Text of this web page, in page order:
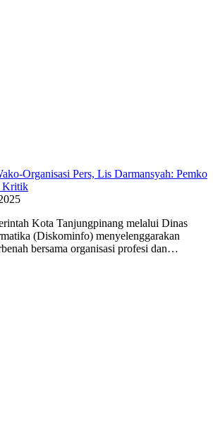
Organisasi Pers, Lis Darmansyah: Pemko
Kritik
Kota Tanjungpinang melalui Dinas
(Diskominfo) menyelenggarakan
bersama organisasi profesi dan…